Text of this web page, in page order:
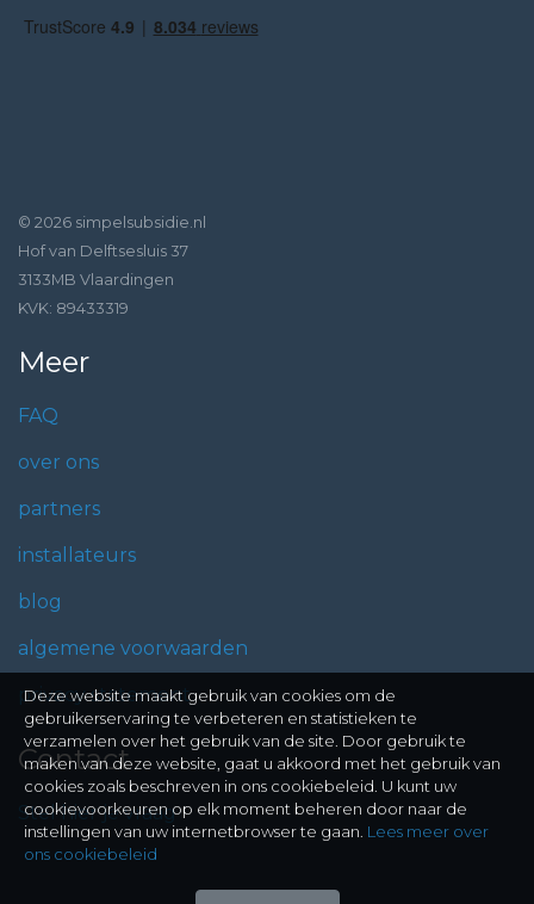
© 2026 simpelsubsidie.nl
Hof van Delftsesluis 37
3133MB Vlaardingen
KVK: 89433319
Meer
FAQ
over ons
partners
installateurs
blog
algemene voorwaarden
privacy statement
Contact
Stel hier je vraag
Deze website maakt gebruik van cookies om de
gebruikerservaring te verbeteren en statistieken te
verzamelen over het gebruik van de site. Door gebruik te
maken van deze website, gaat u akkoord met het gebruik van
cookies zoals beschreven in ons cookiebeleid. U kunt uw
cookievoorkeuren op elk moment beheren door naar de
instellingen van uw internetbrowser te gaan. Lees meer over
ons cookiebeleid